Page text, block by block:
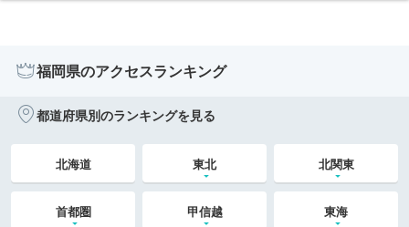
福岡県のアクセスランキング
都道府県別のランキングを見る
北海道 東北 北関東
首都圏 甲信越 東海